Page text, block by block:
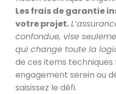
Les frais de garantie
votre projet.
confondue, vise
qui change toute la
de ces items
engagement serein ou
saisissez le défi.